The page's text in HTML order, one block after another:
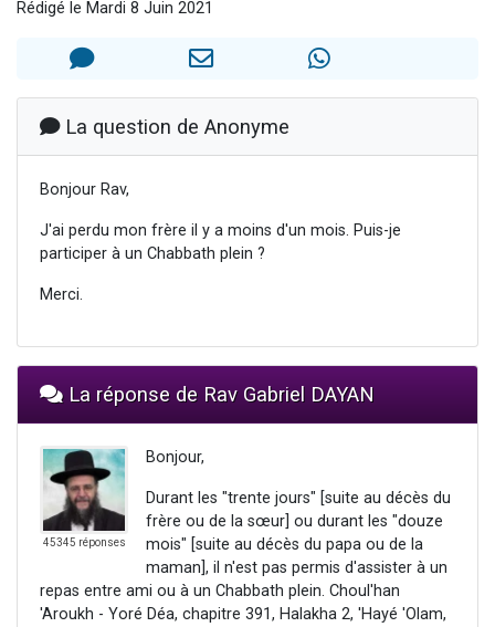
Il reste 49 places pour étudier en groupe sur Zoom
2 nouvelles musiques dans Torah-Box Music
6 personnes viennent de nous rejoindre sur WhatsApp
Rédigé le Mardi 8 Juin 2021
La question de Anonyme
Bonjour Rav,
J'ai perdu mon frère il y a moins d'un mois. Puis-je
participer à un Chabbath plein ?
Merci.
La réponse de Rav Gabriel DAYAN
45345 réponses
Bonjour,
Durant les "trente jours" [suite au décès du
frère ou de la sœur] ou durant les "douze
mois" [suite au décès du papa ou de la
maman], il n'est pas permis d'assister à un
repas entre ami ou à un Chabbath plein. Choul'han
'Aroukh - Yoré Déa, chapitre 391, Halakha 2, 'Hayé 'Olam,